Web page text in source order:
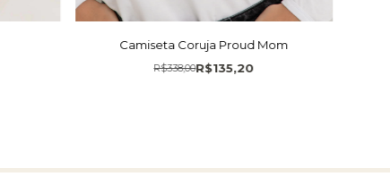
Camiseta Coruja Proud Mom
R$135,20
R$338,00